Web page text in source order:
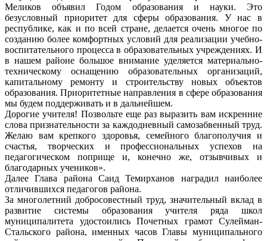
Меликов объявил Годом образования и науки. Это
безусловный приоритет для сферы образования. У нас в
республике, как и по всей стране, делается очень многое по
созданию более комфортных условий для реализации учебно-
воспитательного процесса в образовательных учреждениях. И
в нашем районе большое внимание уделяется материально-
техническому оснащению образовательных организаций,
капитальному ремонту и строительству новых объектов
образования. Приоритетные направления в сфере образования
мы будем поддерживать и в дальнейшем.
Дорогие учителя! Позвольте еще раз выразить вам искренние
слова признательности за каждодневный самозабвенный труд.
Желаю вам крепкого здоровья, семейного благополучия и
счастья, творческих и профессиональных успехов на
педагогическом поприще и, конечно же, отзывчивых и
благодарных учеников».
Далее Глава района Саид Темирханов наградил наиболее
отличившихся педагогов района.
За многолетний добросовестный труд, значительный вклад в
развитие системы образования учителя ряда школ
муниципалитета удостоились Почетных грамот Сулейман-
Стальского района, именных часов Главы муниципального